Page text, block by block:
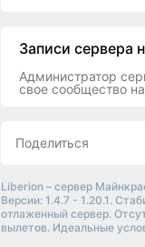
Записи сервера
Администратор
свое сообщество
Поделиться
Liberion – сервер
Версии: 1.4.7 - 1.20.1.
отлаженный сервер.
вылетов. Идеальные